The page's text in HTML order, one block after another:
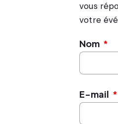
vous
votre
Nom
E-mail